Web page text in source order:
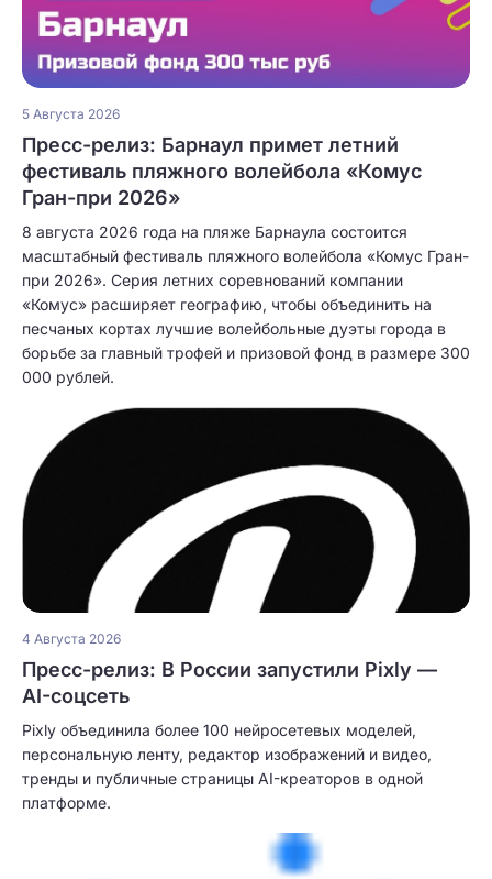
5 Августа 2026
Пресс-релиз: Барнаул примет летний
фестиваль пляжного волейбола «Комус
Гран-при 2026»
8 августа 2026 года на пляже Барнаула состоится
масштабный фестиваль пляжного волейбола «Комус Гран-
при 2026». Серия летних соревнований компании
«Комус» расширяет географию, чтобы объединить на
песчаных кортах лучшие волейбольные дуэты города в
борьбе за главный трофей и призовой фонд в размере 300
000 рублей.
4 Августа 2026
Пресс-релиз: В России запустили Pixly —
AI-соцсеть
Pixly объединила более 100 нейросетевых моделей,
персональную ленту, редактор изображений и видео,
тренды и публичные страницы AI-креаторов в одной
платформе.